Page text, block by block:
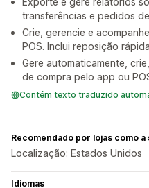
transferências e pedidos
Crie, gerencie e
POS. Inclui reposição
Gere automaticamente,
de compra pelo app ou
Contém texto traduzido
Recomendado por lojas como a
Localização: Estados Unidos
Idiomas